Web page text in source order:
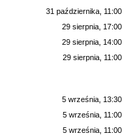
31 października, 11:00
29 sierpnia, 17:00
29 sierpnia, 14:00
29 sierpnia, 11:00
5 września, 13:30
5 września, 11:00
5 września, 11:00